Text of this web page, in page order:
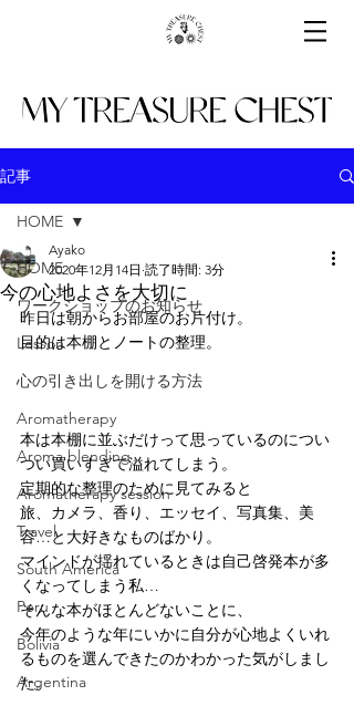
記事
HOME
ワークショップのお知らせ
Lesson
心の引き出しを開ける方法
Aromatherapy
Aroma blending
Aromatherapy session
Travel
South America
Peru
Bolivia
Argentina
HOME
今の心地よさを大切に
Ayako
2020年12月14日 読了時間: 3分
昨日は朝からお部屋のお片付け。
目的は本棚とノートの整理。
本は本棚に並ぶだけって思っているのについ
つい買いすぎて溢れてしまう。
定期的な整理のために見てみると
旅、カメラ、香り、エッセイ、写真集、美
容…と大好きなものばかり。
マインドが揺れているときは自己啓発本が多
くなってしまう私…
そんな本がほとんどないことに、
今年のような年にいかに自分が心地よくいれ
るものを選んできたのかわかった気がしまし
た。